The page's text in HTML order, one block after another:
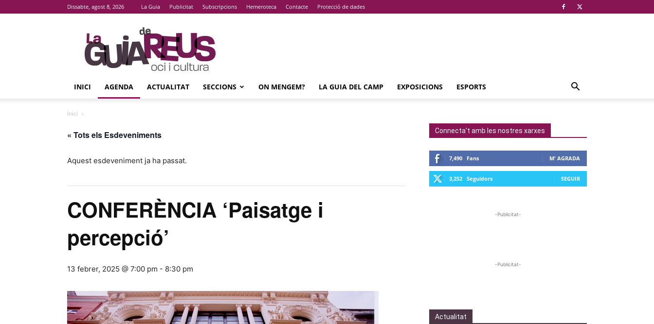
Dissabte, agost 8, 2026 La Guia Publicitat Subscripcions Hemeroteca Contacte Protecció de dades
La
Guia
De
Reus
INICI AGENDA ACTUALITAT SECCIONS ON MENGEM? LA GUIA DEL CAMP EXPOSICIONS ESPORTS
Inici
« Tots els Esdeveniments
Aquest esdeveniment ja ha passat.
CONFERÈNCIA ‘Paisatge i
percepció’
13 febrer, 2025 @ 7:00 pm - 8:30 pm
Connecta't amb les nostres xarxes
7,490 Fans M' AGRADA
3,252 Seguidors SEGUIR
-Publicitat-
-Publicitat-
Actualitat